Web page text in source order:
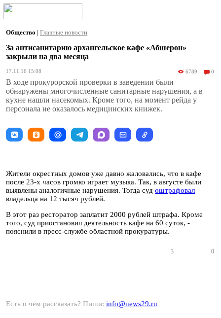
Общество | Главные новости
За антисанитарию архангельское кафе «Абшерон»
закрыли на два месяца
17.11.16 15:08 6789 0
В ходе прокурорской проверки в заведении были
обнаружены многочисленные санитарные нарушения, а в
кухне нашли насекомых. Кроме того, на момент рейда у
персонала не оказалось медицинских книжек.
Жители окрестных домов уже давно жаловались, что в кафе
после 23-х часов громко играет музыка. Так, в августе были
выявлены аналогичные нарушения. Тогда суд оштрафовал
владельца на 12 тысяч рублей.
В этот раз ресторатор заплатит 2000 рублей штрафа. Кроме
того, суд приостановил деятельность кафе на 60 суток, -
пояснили в пресс-службе областной прокуратуры.
3 0
Есть о чём рассказать? Пиши: info@news29.ru